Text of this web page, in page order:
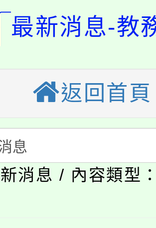
本校115學年度第
(課)教師甄選結果(
金融保險知識
活動
土語及新住民語歌
本校115學年度第
(課)教師甄選結果(
本校115學年度第
(課)教師甄選結果(
中國文化大學推廣
》溝通分析基
綠生活教案入校路
年食農教育專業人
最新消息-教
返回首頁
消息 / 內容類型